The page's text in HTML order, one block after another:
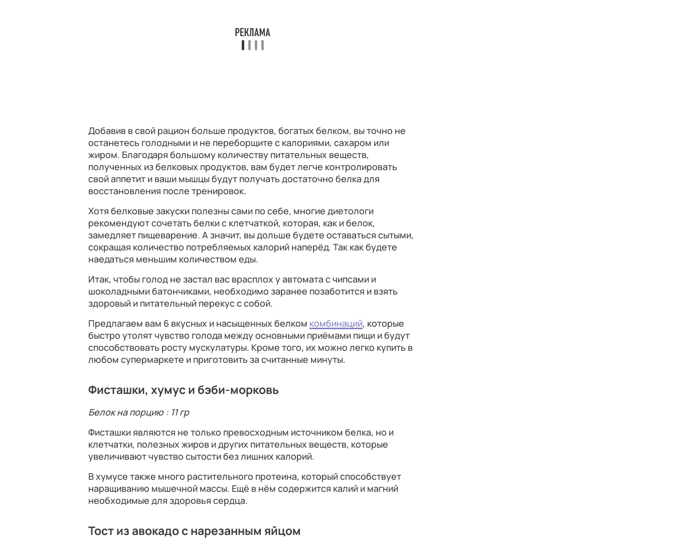
Добавив в свой рацион больше продуктов, богатых белком, вы точно не
останетесь голодными и не переборщите с калориями, сахаром или
жиром. Благодаря большому количеству питательных веществ,
полученных из белковых продуктов, вам будет легче контролировать
свой аппетит и ваши мышцы будут получать достаточно белка для
восстановления после тренировок.
Хотя белковые закуски полезны сами по себе, многие диетологи
рекомендуют сочетать белки с клетчаткой, которая, как и белок,
замедляет пищеварение. А значит, вы дольше будете оставаться сытыми,
сокращая количество потребляемых калорий наперёд. Так как будете
наедаться меньшим количеством еды.
Итак, чтобы голод не застал вас врасплох у автомата с чипсами и
шоколадными батончиками, необходимо заранее позаботится и взять
здоровый и питательный перекус с собой.
Предлагаем вам 6 вкусных и насыщенных белком комбинаций, которые
быстро утолят чувство голода между основными приёмами пищи и будут
способствовать росту мускулатуры. Кроме того, их можно легко купить в
любом супермаркете и приготовить за считанные минуты.
Фисташки, хумус и бэби-морковь
Белок на порцию : 11 гр
Фисташки являются не только превосходным источником белка, но и
клетчатки, полезных жиров и других питательных веществ, которые
увеличивают чувство сытости без лишних калорий.
В хумусе также много растительного протеина, который способствует
наращиванию мышечной массы. Ещё в нём содержится калий и магний
необходимые для здоровья сердца.
Тост из авокадо с нарезанным яйцом